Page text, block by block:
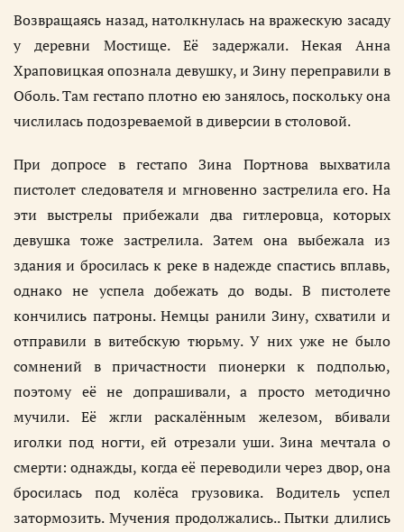
Возвращаясь назад, натолкнулась на вражескую засаду
у деревни Мостище. Её задержали. Некая Анна
Храповицкая опознала девушку, и Зину переправили в
Оболь. Там гестапо плотно ею занялось, поскольку она
числилась подозреваемой в диверсии в столовой.
При допросе в гестапо Зина Портнова выхватила
пистолет следователя и мгновенно застрелила его. На
эти выстрелы прибежали два гитлеровца, которых
девушка тоже застрелила. Затем она выбежала из
здания и бросилась к реке в надежде спастись вплавь,
однако не успела добежать до воды. В пистолете
кончились патроны. Немцы ранили Зину, схватили и
отправили в витебскую тюрьму. У них уже не было
сомнений в причастности пионерки к подполью,
поэтому её не допрашивали, а просто методично
мучили. Её жгли раскалённым железом, вбивали
иголки под ногти, ей отрезали уши. Зина мечтала о
смерти: однажды, когда её переводили через двор, она
бросилась под колёса грузовика. Водитель успел
затормозить. Мучения продолжались.. Пытки длились